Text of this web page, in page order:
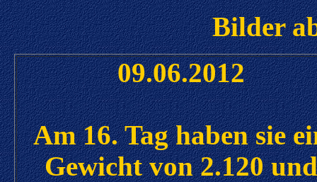
Bilder
09.06.2012
Am 16. Tag haben sie
Gewicht von 2.120 und